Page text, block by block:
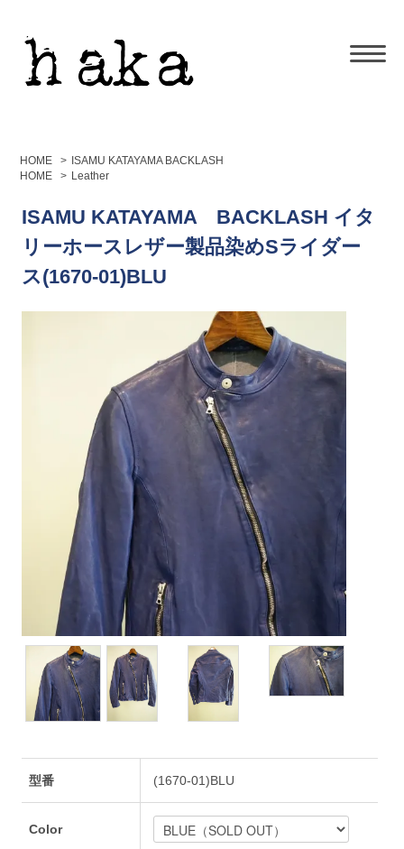
HOME > ISAMU KATAYAMA BACKLASH
HOME
> Leather
ISAMU KATAYAMA BACKLASH イタ
リーホースレザー製品染めSライダー
ス(1670-01)BLU
型番 (1670-01)BLU
Color